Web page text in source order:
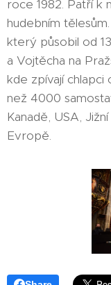
roce 1982. Patří k
hudebním
který působil od
a Vojtěcha na
kde zpívají chlapci
než 4000
Kanadě, USA,
Evropě.